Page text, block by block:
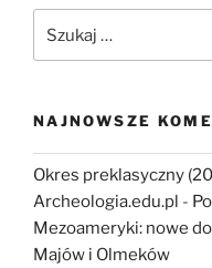
w
starożytnej
NAJNOWSZE
Okres preklasyczny
Archeologia.edu.pl -
Mezoameryki: nowe
Majów i Olmeków